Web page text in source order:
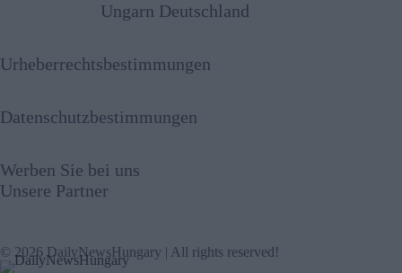
Ungarn Deutschland
Urheberrechtsbestimmungen
Datenschutzbestimmungen
Werben Sie bei uns
Unsere Partner
© 2026 DailyNewsHungary | All rights reserved!